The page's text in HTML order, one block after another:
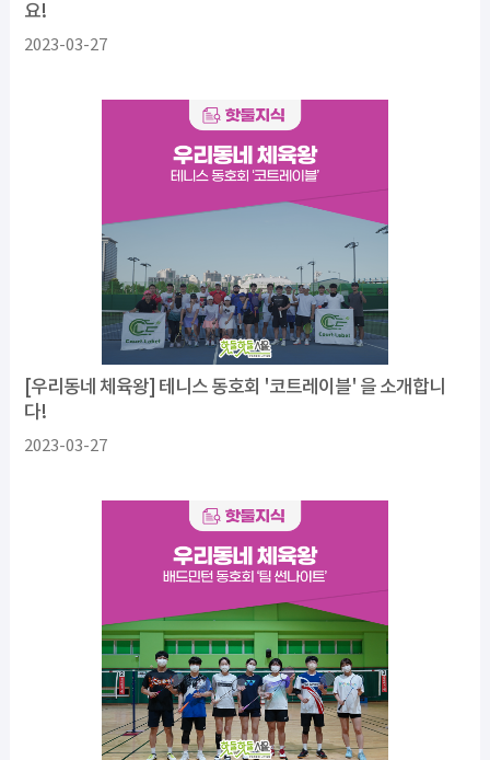
요!
2023-03-27
[우리동네 체육왕] 테니스 동호회 '코트레이블' 을 소개합니
다!
2023-03-27